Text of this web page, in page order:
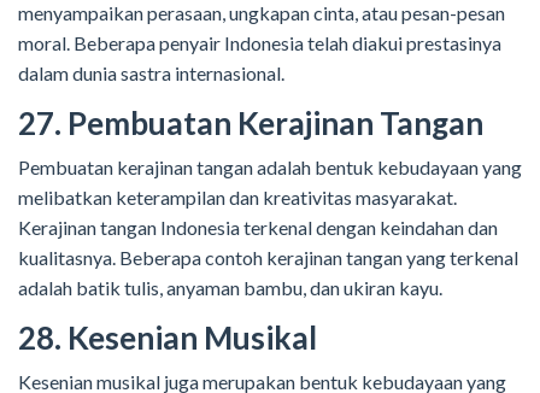
menyampaikan perasaan, ungkapan cinta, atau pesan-pesan
moral. Beberapa penyair Indonesia telah diakui prestasinya
dalam dunia sastra internasional.
27. Pembuatan Kerajinan Tangan
Pembuatan kerajinan tangan adalah bentuk kebudayaan yang
melibatkan keterampilan dan kreativitas masyarakat.
Kerajinan tangan Indonesia terkenal dengan keindahan dan
kualitasnya. Beberapa contoh kerajinan tangan yang terkenal
adalah batik tulis, anyaman bambu, dan ukiran kayu.
28. Kesenian Musikal
Kesenian musikal juga merupakan bentuk kebudayaan yang